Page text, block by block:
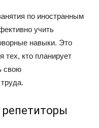
по иностранным
учить
навыки. Это
тех, кто планирует
свою